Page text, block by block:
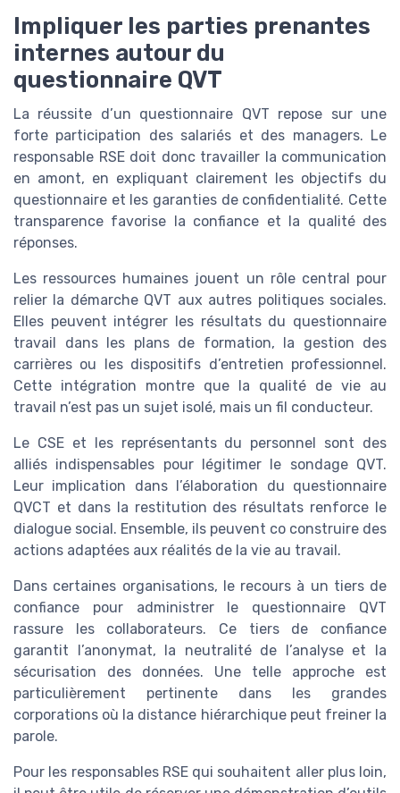
Impliquer les parties prenantes
internes autour du
questionnaire QVT
La réussite d’un questionnaire QVT repose sur une
forte participation des salariés et des managers. Le
responsable RSE doit donc travailler la communication
en amont, en expliquant clairement les objectifs du
questionnaire et les garanties de confidentialité. Cette
transparence favorise la confiance et la qualité des
réponses.
Les ressources humaines jouent un rôle central pour
relier la démarche QVT aux autres politiques sociales.
Elles peuvent intégrer les résultats du questionnaire
travail dans les plans de formation, la gestion des
carrières ou les dispositifs d’entretien professionnel.
Cette intégration montre que la qualité de vie au
travail n’est pas un sujet isolé, mais un fil conducteur.
Le CSE et les représentants du personnel sont des
alliés indispensables pour légitimer le sondage QVT.
Leur implication dans l’élaboration du questionnaire
QVCT et dans la restitution des résultats renforce le
dialogue social. Ensemble, ils peuvent co construire des
actions adaptées aux réalités de la vie au travail.
Dans certaines organisations, le recours à un tiers de
confiance pour administrer le questionnaire QVT
rassure les collaborateurs. Ce tiers de confiance
garantit l’anonymat, la neutralité de l’analyse et la
sécurisation des données. Une telle approche est
particulièrement pertinente dans les grandes
corporations où la distance hiérarchique peut freiner la
parole.
Pour les responsables RSE qui souhaitent aller plus loin,